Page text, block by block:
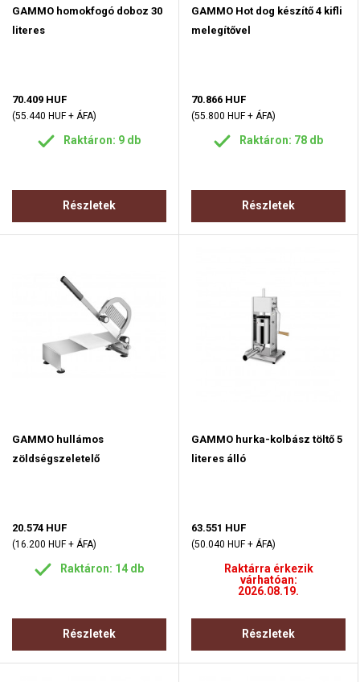
GAMMO homokfogó doboz 30
literes
70.409 HUF
(55.440 HUF + ÁFA)
Raktáron: 9 db
Részletek
GAMMO Hot dog készítő 4 kifli
melegítővel
70.866 HUF
(55.800 HUF + ÁFA)
Raktáron: 78 db
Részletek
GAMMO hullámos
zöldségszeletelő
20.574 HUF
(16.200 HUF + ÁFA)
Raktáron: 14 db
Részletek
GAMMO hurka-kolbász töltő 5
literes álló
63.551 HUF
(50.040 HUF + ÁFA)
Raktárra érkezik
várhatóan:
2026.08.19.
Részletek